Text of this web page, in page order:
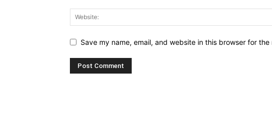
Save my name, email, and website in this browser for